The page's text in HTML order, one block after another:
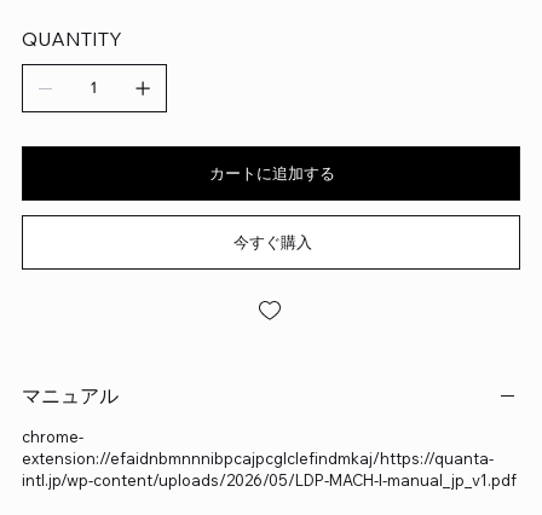
QUANTITY
カートに追加する
今すぐ購入
マニュアル
chrome-
extension://efaidnbmnnnibpcajpcglclefindmkaj/https://quanta-
intl.jp/wp-content/uploads/2026/05/LDP-MACH-I-manual_jp_v1.pdf